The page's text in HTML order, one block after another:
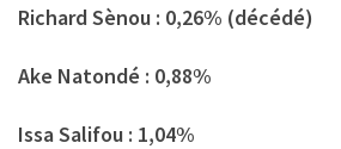
Richard Sènou : 0,26% (décédé)
Ake Natondé : 0,88%
Issa Salifou : 1,04%